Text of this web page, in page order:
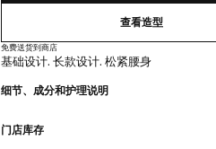
查看造型
免费送货到商店
基础设计. 长款设计. 松紧腰身
细节、成分和护理说明
门店库存